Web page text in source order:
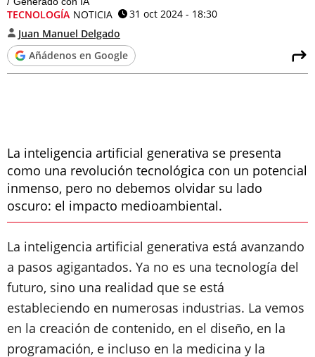
TECNOLOGÍA NOTICIA
31 oct 2024 - 18:30
Juan Manuel Delgado
Añádenos en Google
La inteligencia artificial generativa se presenta
como una revolución tecnológica con un potencial
inmenso, pero no debemos olvidar su lado
oscuro: el impacto medioambiental.
La inteligencia artificial generativa está avanzando
a pasos agigantados. Ya no es una tecnología del
futuro, sino una realidad que se está
estableciendo en numerosas industrias. La vemos
en la creación de contenido, en el diseño, en la
programación, e incluso en la medicina y la